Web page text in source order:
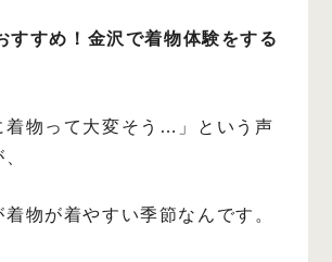
すすめ！金沢で着物体験をする
着物って大変そう…」という声
物が着やすい季節なんです。